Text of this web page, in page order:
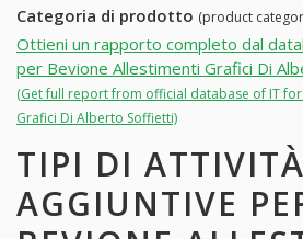
Categoria di prodotto (product
Ottieni un rapporto completo dal
per Bevione Allestimenti Grafici Di
(Get full report from official database of IT
Grafici Di Alberto Soffietti)
TIPI DI ATTIVITÀ
AGGIUNTIVE